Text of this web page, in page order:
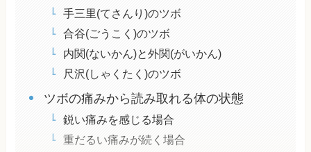
手三里(てさんり)のツボ
合谷(ごうこく)のツボ
内関(ないかん)と外関(がいかん)
尺沢(しゃくたく)のツボ
ツボの痛みから読み取れる体の状態
鋭い痛みを感じる場合
重だるい痛みが続く場合